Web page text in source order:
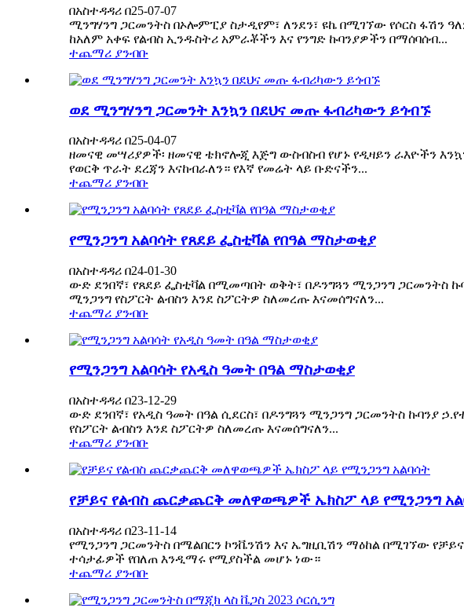
በአስተዳዳሪ በ25-07-07
ሚንግሃንግ ጋርመንትስ በኦሎምፒያ ስታዲየም፣ ለንደን፣ ዩኬ በሚገኘው የሶርስ ፋሽን
ከአለም አቀፍ የልብስ ኢንዱስትሪ አምራቾችን እና የንግድ ኩባንያዎችን በማሰባሰብ...
ተጨማሪ ያንብቡ
ወደ ሚንግሃንግ ጋርመንት እንኳን በደህና መጡ ፋብሪካውን ይጎብኙ
በአስተዳዳሪ በ25-04-07
ዘመናዊ መሣሪያዎች፡ ዘመናዊ ቴክኖሎጂ እጅግ ውስብስብ የሆኑ የዲዛይን ራእዮችን
የወርቅ ጥራት ደረጃን እናከብራለን። የእኛ የመሬት ላይ ቡድናችን...
ተጨማሪ ያንብቡ
የሚንጋንግ አልባሳት የጸደይ ፌስቲቫል የበዓል ማስታወቂያ
በአስተዳዳሪ በ24-01-30
ውድ ደንበኛ፣ የጸደይ ፌስቲቫል በሚመጣበት ወቅት፣ በዶንግጓን ሚንጋንግ ጋርመንትስ
ሚንጋንግ የስፖርት ልብስን እንደ ስፖርትዎ ስለመረጡ እናመሰግናለን...
ተጨማሪ ያንብቡ
የሚንጋንግ አልባሳት የአዲስ ዓመት በዓል ማስታወቂያ
በአስተዳዳሪ በ23-12-29
ውድ ደንበኛ፣ የአዲስ ዓመት በዓል ሲደርስ፣ በዶንግጓን ሚንጋንግ ጋርመንትስ ኩባንያ
የስፖርት ልብስን እንደ ስፖርትዎ ስለመረጡ እናመሰግናለን...
ተጨማሪ ያንብቡ
የቻይና የልብስ ጨርቃጨርቅ መለዋወጫዎች ኤክስፖ ላይ የሚንጋንግ
በአስተዳዳሪ በ23-11-14
የሚንጋንግ ጋርመንትስ በሜልበርን ኮንቬንሽን እና ኤግዚቢሽን ማዕከል በሚገኘው
ተሳታፊዎች የበለጠ እንዲማሩ የሚያስችል መሆኑ ነው።
ተጨማሪ ያንብቡ